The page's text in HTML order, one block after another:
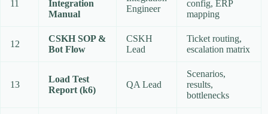
11
Integration
Manual
Engineer
config, ERP
mapping
12
CSKH SOP &
Bot Flow
CSKH
Lead
Ticket routing,
escalation matrix
13
Load Test
Report (k6)
QA Lead
Scenarios,
results,
bottlenecks